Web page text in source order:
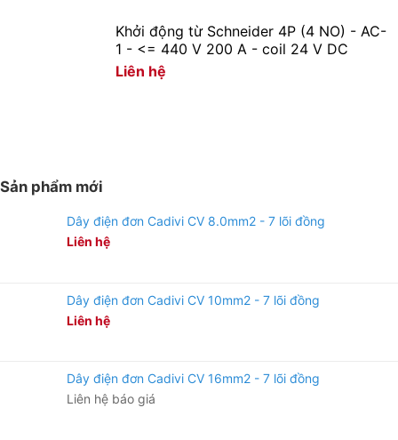
Khởi động từ Schneider 4P (4 NO) - AC-
1 - <= 440 V 200 A - coil 24 V DC
Liên hệ
Sản phẩm mới
Dây điện đơn Cadivi CV 8.0mm2 - 7 lõi đồng
Liên hệ
Dây điện đơn Cadivi CV 10mm2 - 7 lõi đồng
Liên hệ
Dây điện đơn Cadivi CV 16mm2 - 7 lõi đồng
Liên hệ báo giá